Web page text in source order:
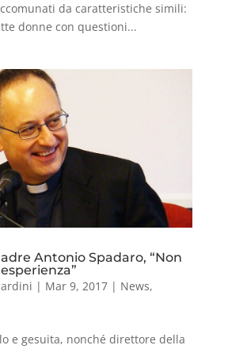
da caratteristiche simili:
donne con questioni...
Antonio Spadaro, “Non
| Mar 9, 2017| News,
e gesuita, nonché direttore della